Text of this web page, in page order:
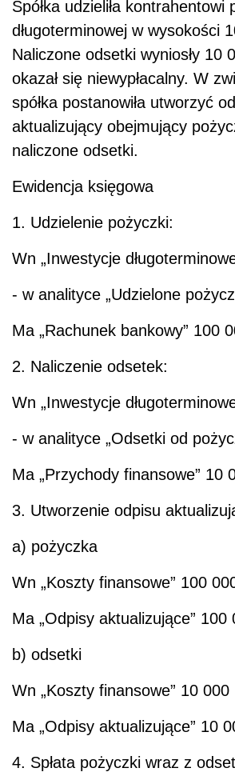
Spółka udzieliła kontrahentowi
długoterminowej w wysokości
Naliczone odsetki wyniosły 10
okazał się niewypłacalny. W
spółka postanowiła utworzyć
aktualizujący obejmujący
naliczone odsetki.
Ewidencja księgowa
1. Udzielenie pożyczki:
Wn „Inwestycje
- w analityce „Udzielone
Ma „Rachunek bankowy” 100
2. Naliczenie odsetek:
Wn „Inwestycje
- w analityce „Odsetki od
Ma „Przychody finansowe” 10
3. Utworzenie odpisu
a) pożyczka
Wn „Koszty finansowe” 100
Ma „Odpisy aktualizujące” 100
b) odsetki
Wn „Koszty finansowe” 10 000
Ma „Odpisy aktualizujące” 10
4. Spłata pożyczki wraz z